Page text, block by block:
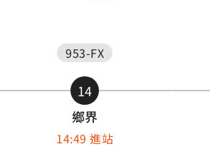
953-FX
14
鄉界
14:49 進站